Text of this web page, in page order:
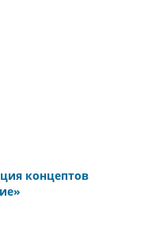
концептов